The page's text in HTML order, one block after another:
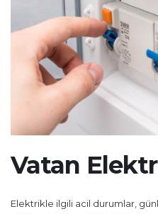
Vatan
Elektrikle ilgili acil durumlar,